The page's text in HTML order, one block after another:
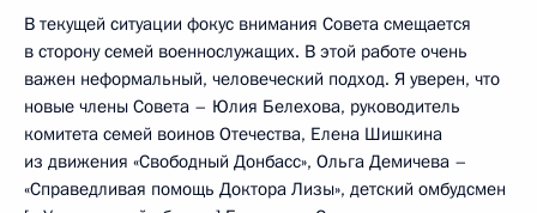
В текущей ситуации фокус внимания Совета смещается
в сторону семей военнослужащих. В этой работе очень
важен неформальный, человеческий подход. Я уверен, что
новые члены Совета – Юлия Белехова, руководитель
комитета семей воинов Отечества, Елена Шишкина
из движения «Свободный Донбасс», Ольга Демичева –
«Справедливая помощь Доктора Лизы», детский омбудсмен